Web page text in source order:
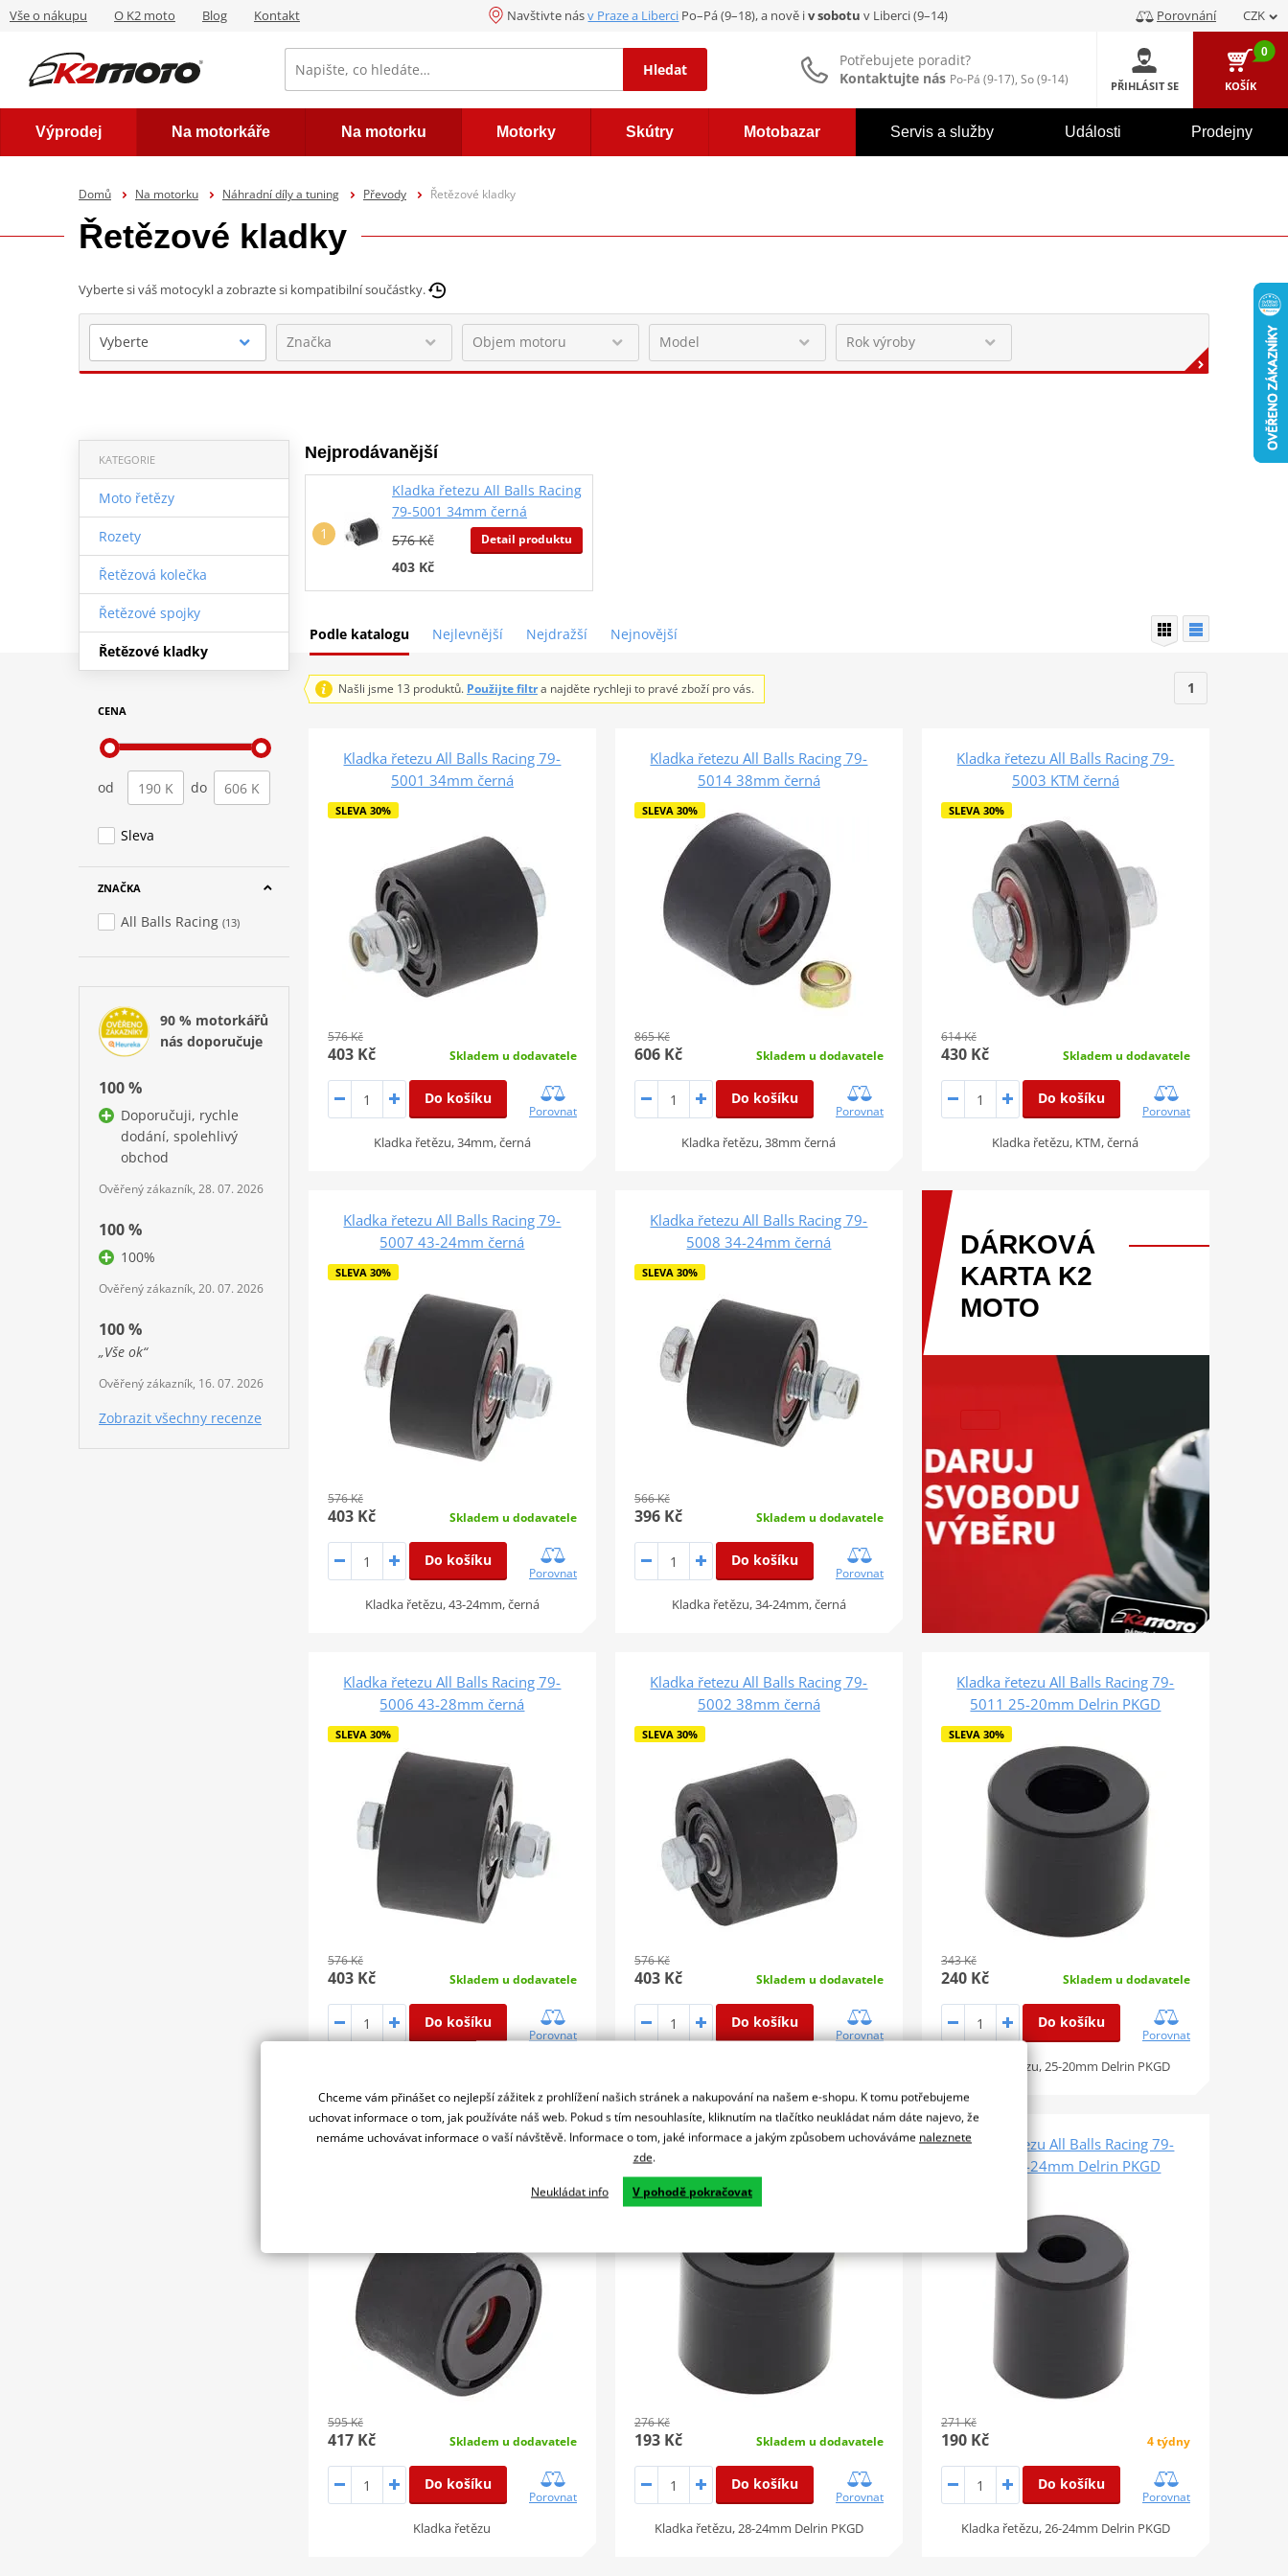
Vše o nákupu O K2 moto Blog Kontakt Navštivte násv Praze a Liberci Po–Pá (9–18), a nově iv sobotu v Liberci (9–14) Porovnání CZK
Hledat
Potřebujete poradit?
Kontaktujte nás Po-Pá (9-17), So (9-14) PŘIHLÁSIT SE
0
KOŠÍK
Výprodej Na motorkáře Na motorku Motorky Skútry Motobazar Servis a služby Události Prodejny
Domů Na motorku Náhradní díly a tuning Převody Řetězové kladky
Řetězové kladky
Vyberte si váš motocykl a zobrazte si kompatibilní součástky.
Nejprodávanější
Kladka řetezu All Balls Racing
79-5001 34mm černá
576 Kč
403 Kč
Detail produktu
Podle katalogu Nejlevnější Nejdražší Nejnovější
KATEGORIE
Moto řetězy
Rozety
Řetězová kolečka
Řetězové spojky
Řetězové kladky
CENA
od do
Sleva
ZNAČKA
All Balls Racing (13)
90 % motorkářů
nás doporučuje
100 %
Doporučuji, rychle
dodání, spolehlivý
obchod
Ověřený zákazník, 28. 07. 2026
100 %
100%
Ověřený zákazník, 20. 07. 2026
100 %
„Vše ok“
Ověřený zákazník, 16. 07. 2026
Zobrazit všechny recenze
1
Našli jsme 13 produktů. Použijte filtra najděte rychleji to pravé zboží pro vás.
Kladka řetezu All Balls Racing 79-
5001 34mm černá
SLEVA 30%
576 Kč
403 Kč Skladem u dodavatele
Do košíku
Porovnat
Kladka řetězu, 34mm, černá
Kladka řetezu All Balls Racing 79-
5014 38mm černá
SLEVA 30%
865 Kč
606 Kč Skladem u dodavatele
Do košíku
Porovnat
Kladka řetězu, 38mm černá
Kladka řetezu All Balls Racing 79-
5003 KTM černá
SLEVA 30%
614 Kč
430 Kč Skladem u dodavatele
Do košíku
Porovnat
Kladka řetězu, KTM, černá
Kladka řetezu All Balls Racing 79-
5007 43-24mm černá
SLEVA 30%
576 Kč
403 Kč Skladem u dodavatele
Do košíku
Porovnat
Kladka řetězu, 43-24mm, černá
Kladka řetezu All Balls Racing 79-
5008 34-24mm černá
SLEVA 30%
566 Kč
396 Kč Skladem u dodavatele
Do košíku
Porovnat
Kladka řetězu, 34-24mm, černá
DÁRKOVÁ
KARTA K2
MOTO
Kladka řetezu All Balls Racing 79-
5006 43-28mm černá
SLEVA 30%
576 Kč
403 Kč Skladem u dodavatele
Do košíku
Porovnat
Kladka řetezu All Balls Racing 79-
5002 38mm černá
SLEVA 30%
576 Kč
403 Kč Skladem u dodavatele
Do košíku
Porovnat
Kladka řetezu All Balls Racing 79-
5011 25-20mm Delrin PKGD
SLEVA 30%
343 Kč
240 Kč Skladem u dodavatele
Do košíku
Porovnat
Kladka řetězu, 25-20mm Delrin PKGD
Kladka řetezu All Balls Racing 79-
595 Kč
417 Kč Skladem u dodavatele
Do košíku
Porovnat
Kladka řetězu
Kladka řetezu All Balls Racing 79-
SLEVA 30%
276 Kč
193 Kč Skladem u dodavatele
Do košíku
Porovnat
Kladka řetězu, 28-24mm Delrin PKGD
Kladka řetezu All Balls Racing 79-
5013 26-24mm Delrin PKGD
271 Kč
190 Kč 4 týdny
Do košíku
Porovnat
Kladka řetězu, 26-24mm Delrin PKGD
Chceme vám přinášet co nejlepší zážitek z prohlížení našich stránek a nakupování na našem e-shopu. K tomu potřebujeme
uchovat informace o tom, jak používáte náš web. Pokud s tím nesouhlasíte, kliknutím na tlačítko neukládat nám dáte najevo, že
nemáme uchovávat informace o vaší návštěvě. Informace o tom, jaké informace a jakým způsobem uchováváme naleznete
zde.
Neukládat info V pohodě pokračovat